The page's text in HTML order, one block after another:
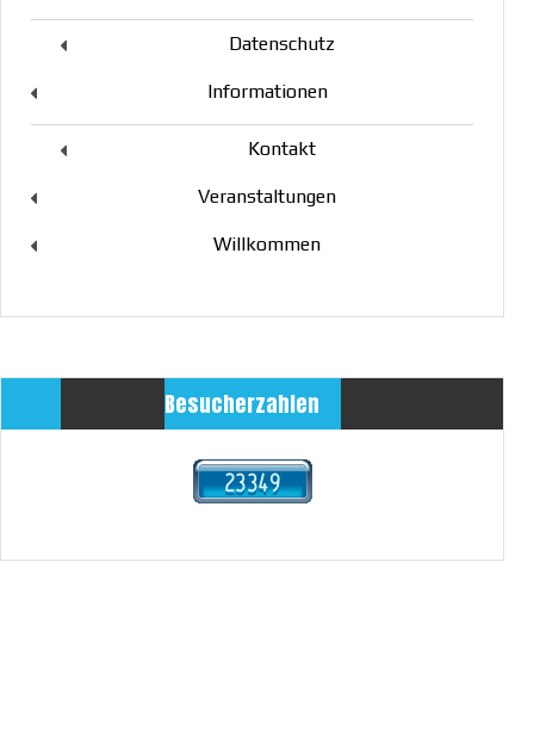
Datenschutz
Informationen
Kontakt
Veranstaltungen
Willkommen
Besucherzahlen